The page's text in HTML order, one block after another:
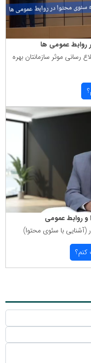
عمومی ها
موثر سازمانتان بهره
و روابط عمومی
با سئوی محتوا)